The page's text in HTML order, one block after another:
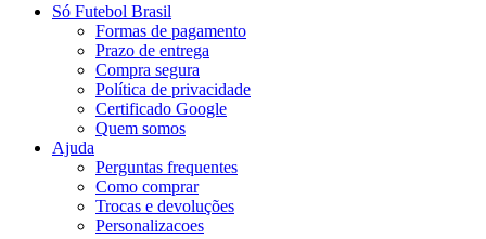
Só Futebol Brasil
Formas de pagamento
Prazo de entrega
Compra segura
Política de privacidade
Certificado Google
Quem somos
Ajuda
Perguntas frequentes
Como comprar
Trocas e devoluções
Personalizacoes